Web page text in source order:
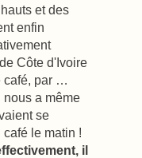
et des
enfin
Côte d'Ivoire
café, par …
nous a même
se
le matin !
il